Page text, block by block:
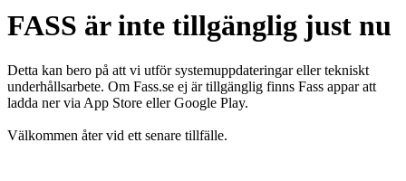
FASS är inte tillgänglig just nu
Detta kan bero på att vi utför systemuppdateringar eller tekniskt
underhållsarbete. Om Fass.se ej är tillgänglig finns Fass appar att
ladda ner via App Store eller Google Play.
Välkommen åter vid ett senare tillfälle.